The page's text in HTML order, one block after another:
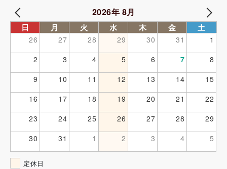
2026年 8月
日 月 火 水 木 金 土
26 27 28 29 30 31
1
2
3 4 5 6 7
8
9
10 11 12 13 14
15
16
17 18 19 20 21
22
23
24 25 26 27 28
29
30
31 1 2 3 4 5
定休日